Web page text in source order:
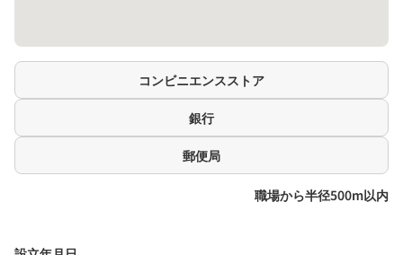
コンビニエンスストア
銀行
郵便局
職場から半径500m以内